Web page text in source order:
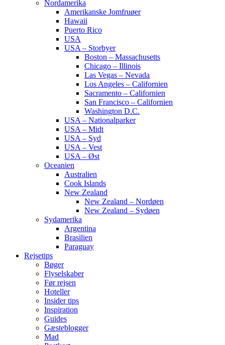
Nordamerika
Amerikanske Jomfruøer
Hawaii
Puerto Rico
USA
USA – Storbyer
Boston – Massachusetts
Chicago – Illinois
Las Vegas – Nevada
Los Angeles – Californien
Sacramento – Californien
San Francisco – Californien
Washington D.C.
USA – Nationalparker
USA – Midt
USA – Syd
USA – Vest
USA – Øst
Oceanien
Australien
Cook Islands
New Zealand
New Zealand – Nordøen
New Zealand – Sydøen
Sydamerika
Argentina
Brasilien
Paraguay
Rejsetips
Bøger
Flyselskaber
Før rejsen
Hoteller
Insider tips
Inspiration
Guides
Gæsteblogger
Mad